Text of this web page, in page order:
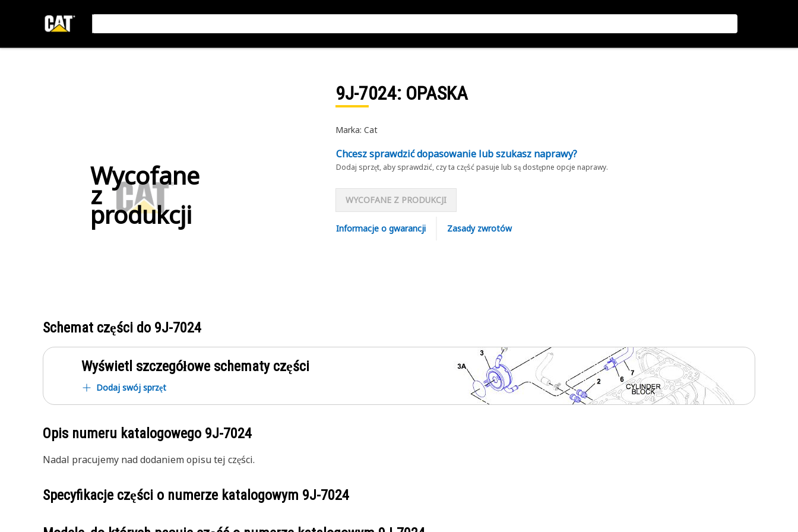
Wycofane
z
produkcji
9J-7024: OPASKA
Marka: Cat
Chcesz sprawdzić dopasowanie lub szukasz naprawy?
Dodaj sprzęt, aby sprawdzić, czy ta część pasuje lub są dostępne opcje naprawy.
WYCOFANE Z PRODUKCJI
Informacje o gwarancji Zasady zwrotów
Schemat części do 9J-7024
Wyświetl szczegółowe schematy części
Dodaj swój sprzęt
Opis numeru katalogowego 9J-7024
Nadal pracujemy nad dodaniem opisu tej części.
Specyfikacje części o numerze katalogowym 9J-7024